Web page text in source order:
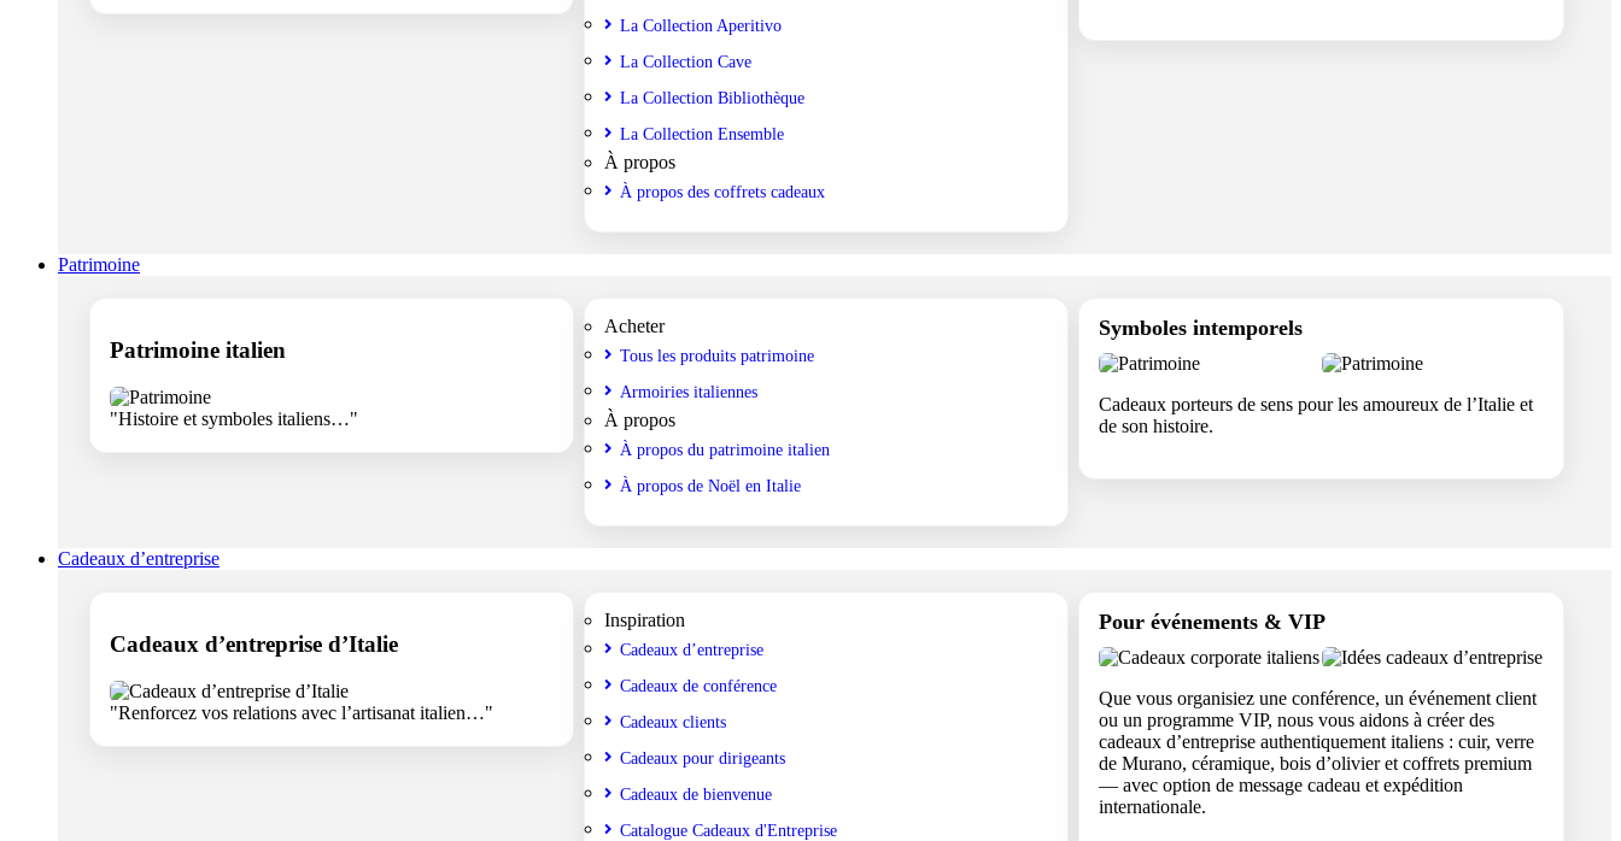
La Collection Aperitivo
La Collection Cave
La Collection Bibliothèque
La Collection Ensemble
À propos
À propos des coffrets cadeaux
Patrimoine
Patrimoine italien
"Histoire et symboles italiens…"
Acheter
Tous les produits patrimoine
Armoiries italiennes
À propos
À propos du patrimoine italien
À propos de Noël en Italie
Symboles intemporels
Cadeaux porteurs de sens pour les amoureux de l’Italie et
de son histoire.
Cadeaux d’entreprise
Cadeaux d’entreprise d’Italie
"Renforcez vos relations avec l’artisanat italien…"
Inspiration
Cadeaux d’entreprise
Cadeaux de conférence
Cadeaux clients
Cadeaux pour dirigeants
Cadeaux de bienvenue
Catalogue Cadeaux d'Entreprise
Pour événements & VIP
Que vous organisiez une conférence, un événement client
ou un programme VIP, nous vous aidons à créer des
cadeaux d’entreprise authentiquement italiens : cuir, verre
de Murano, céramique, bois d’olivier et coffrets premium
— avec option de message cadeau et expédition
internationale.